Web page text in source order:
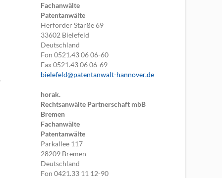
Fachanwälte
Patentanwälte
Herforder Starße 69
33602 Bielefeld
Deutschland
Fon0521.43 06 06-60
Fax0521.43 06 06-69
bielefeld@patentanwalt-hannover.de
horak.
Rechtsanwälte Partnerschaft mbB
Bremen
Fachanwälte
Patentanwälte
Parkallee 117
28209 Bremen
Deutschland
Fon0421.33 11 12-90